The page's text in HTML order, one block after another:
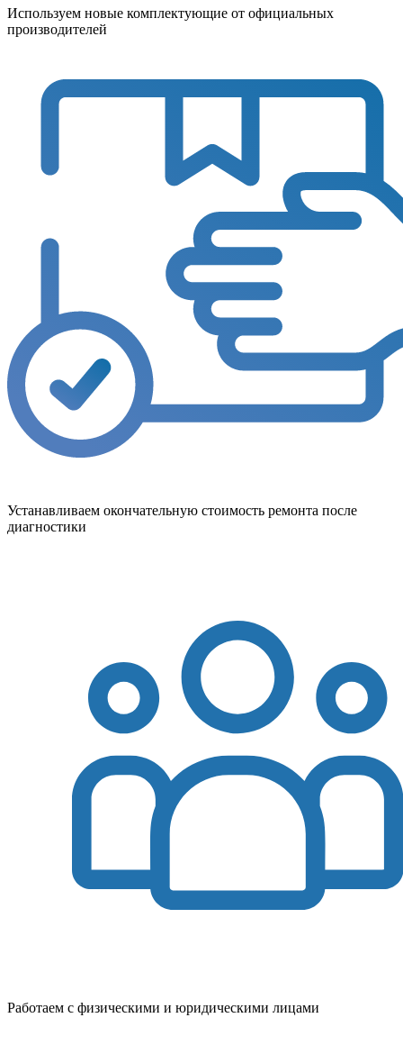
Используем новые комплектующие от официальных
производителей
Устанавливаем окончательную стоимость ремонта после
диагностики
Работаем с физическими и юридическими лицами